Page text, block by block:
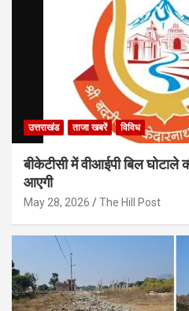
उत्तराखंड ताजा खबरें विविध
बीकेटीसी में वीआईपी बिल घोटाले
आएगी
May 28, 2026 The Hill Post